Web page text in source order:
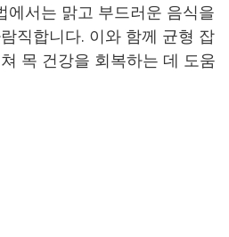
에서는 맑고 부드러운 음식을
직합니다. 이와 함께 균형 잡
목 건강을 회복하는 데 도움